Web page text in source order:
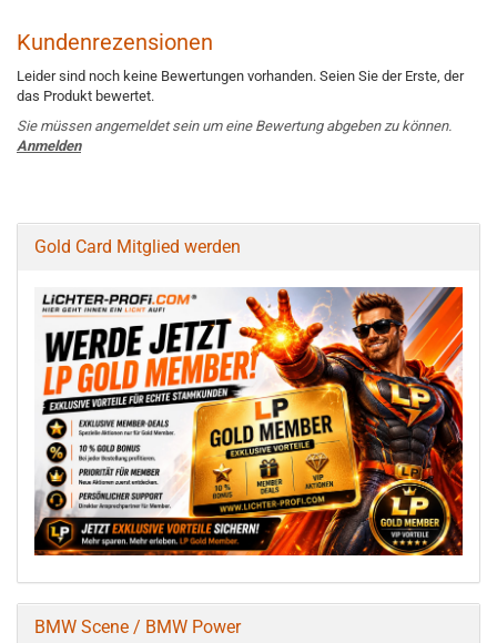
Kundenrezensionen
Leider sind noch keine Bewertungen vorhanden. Seien Sie der Erste, der
das Produkt bewertet.
Sie müssen angemeldet sein um eine Bewertung abgeben zu können.
Anmelden
Gold Card Mitglied werden
BMW Scene / BMW Power